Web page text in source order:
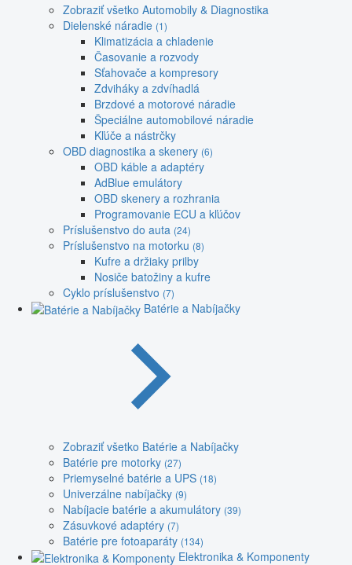
Zobraziť všetko Automobily & Diagnostika
Dielenské náradie (1)
Klimatizácia a chladenie
Časovanie a rozvody
Sťahovače a kompresory
Zdviháky a zdvíhadlá
Brzdové a motorové náradie
Špeciálne automobilové náradie
Kľúče a nástrčky
OBD diagnostika a skenery (6)
OBD káble a adaptéry
AdBlue emulátory
OBD skenery a rozhrania
Programovanie ECU a kľúčov
Príslušenstvo do auta (24)
Príslušenstvo na motorku (8)
Kufre a držiaky prilby
Nosiče batožiny a kufre
Cyklo príslušenstvo (7)
Batérie a Nabíjačky
Zobraziť všetko Batérie a Nabíjačky
Batérie pre motorky (27)
Priemyselné batérie a UPS (18)
Univerzálne nabíjačky (9)
Nabíjacie batérie a akumulátory (39)
Zásuvkové adaptéry (7)
Batérie pre fotoaparáty (134)
Elektronika & Komponenty